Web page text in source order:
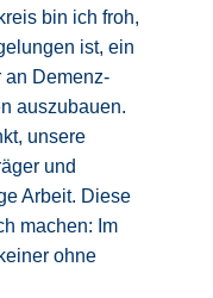
bin ich froh,
ist, ein
an Demenz-
auszubauen.
unsere
und
Arbeit. Diese
machen: Im
ohne